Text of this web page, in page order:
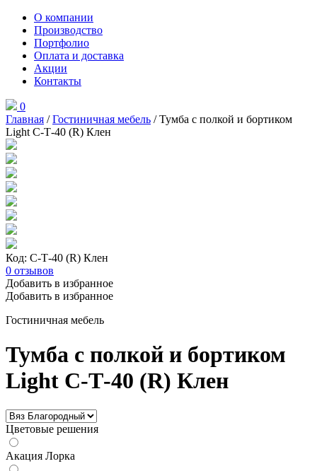
О компании
Производство
Портфолио
Оплата и доставка
Акции
Контакты
0
Главная /Гостиничная мебель / Тумба с полкой и бортиком
Light С-Т-40 (R) Клен
Код: С-Т-40 (R) Клен
0 отзывов
Добавить в избранное
Добавить в избранное
Гостиничная мебель
Тумба с полкой и бортиком
Light С-Т-40 (R) Клен
Цветовые решения
Акация Лорка